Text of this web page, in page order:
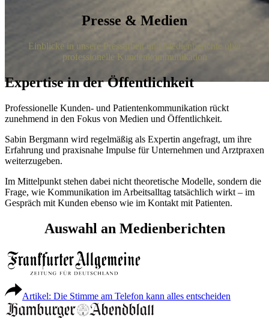
Presse & Medien
Einblicke in unsere Pressarbeit und Medienberichte über
professionelle Kundenkommunikation
Expertise in der Öffentlichkeit
Professionelle Kunden- und Patientenkommunikation rückt
zunehmend in den Fokus von Medien und Öffentlichkeit.
Sabin Bergmann wird regelmäßig als Expertin angefragt, um ihre
Erfahrung und praxisnahe Impulse für Unternehmen und Arztpraxen
weiterzugeben.
Im Mittelpunkt stehen dabei nicht theoretische Modelle, sondern die
Frage, wie Kommunikation im Arbeitsalltag tatsächlich wirkt – im
Gespräch mit Kunden ebenso wie im Kontakt mit Patienten.
Auswahl an Medienberichten
Artikel: Die Stimme am Telefon kann alles entscheiden